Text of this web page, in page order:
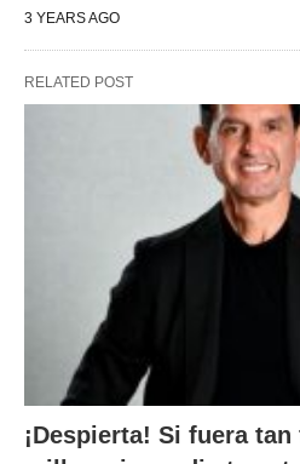
3 YEARS AGO
RELATED POST
¡Despierta! Si fuera